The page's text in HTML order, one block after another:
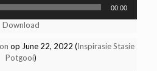
Player
00:00
Download
op June 22, 2022 (Inspirasie Stasie
Potgooi)